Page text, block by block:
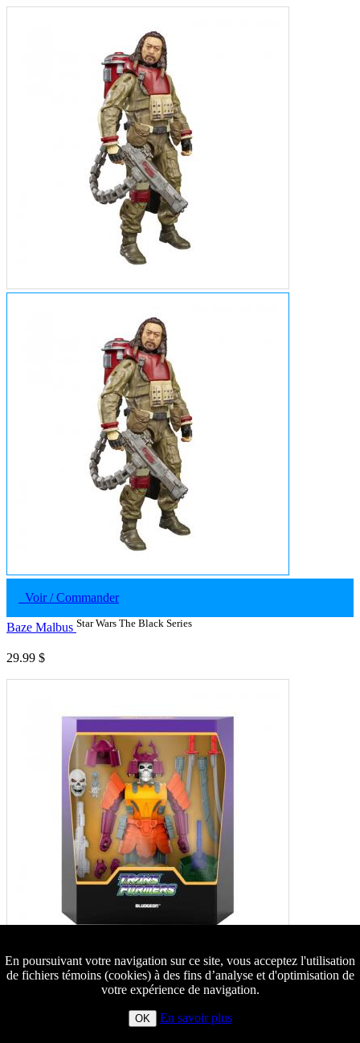
Voir / Commander
Baze Malbus Star Wars The Black Series
29.99 $
En poursuivant votre navigation sur ce site, vous acceptez l'utilisation
de fichiers témoins (cookies) à des fins d’analyse et d'optimisation de
votre expérience de navigation.
OK En savoir plus